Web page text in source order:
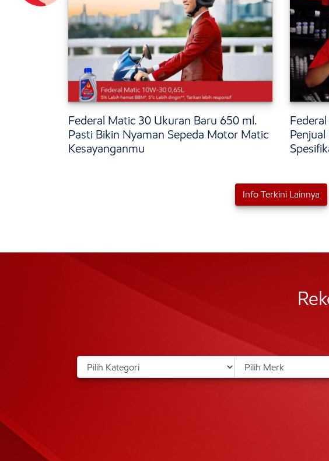
Federal Matic 30 Ukuran Baru 650 ml.
Pasti Bikin Nyaman Sepeda Motor Matic
Kesayanganmu
Penjual
Info Terkini Lainnya